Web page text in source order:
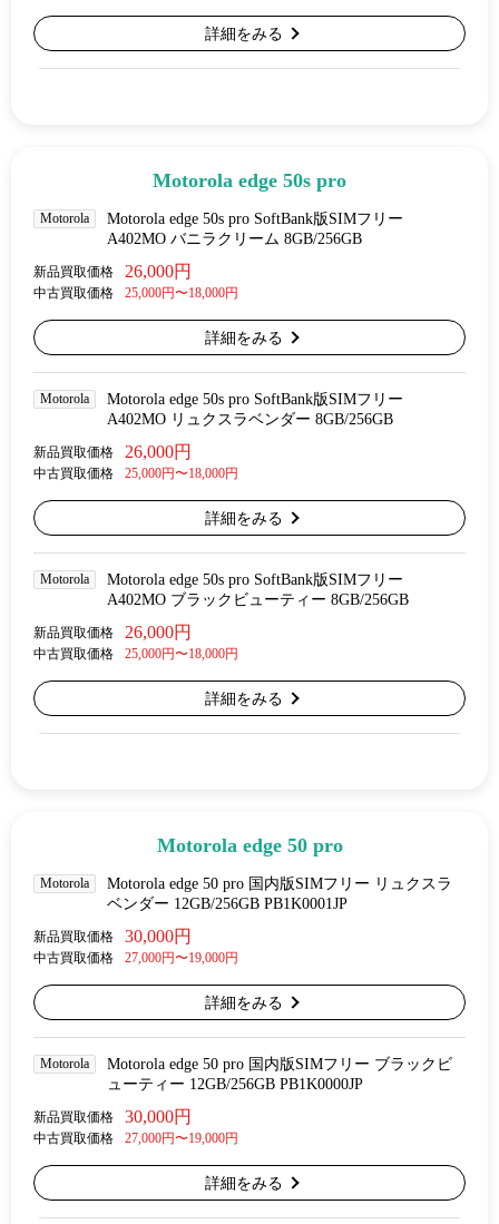
詳細をみる
Motorola edge 50s pro
Motorola
Motorola edge 50s pro SoftBank版SIMフリー
A402MO バニラクリーム 8GB/256GB
新品買取価格 26,000円
中古買取価格 25,000円〜18,000円
詳細をみる
Motorola
Motorola edge 50s pro SoftBank版SIMフリー
A402MO リュクスラベンダー 8GB/256GB
新品買取価格 26,000円
中古買取価格 25,000円〜18,000円
詳細をみる
Motorola
Motorola edge 50s pro SoftBank版SIMフリー
A402MO ブラックビューティー 8GB/256GB
新品買取価格 26,000円
中古買取価格 25,000円〜18,000円
詳細をみる
Motorola edge 50 pro
Motorola
Motorola edge 50 pro 国内版SIMフリー リュクスラ
ベンダー 12GB/256GB PB1K0001JP
新品買取価格 30,000円
中古買取価格 27,000円〜19,000円
詳細をみる
Motorola
Motorola edge 50 pro 国内版SIMフリー ブラックビ
ューティー 12GB/256GB PB1K0000JP
新品買取価格 30,000円
中古買取価格 27,000円〜19,000円
詳細をみる